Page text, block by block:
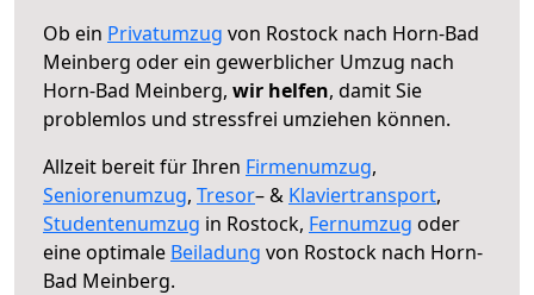
Ob ein Privatumzug von Rostock nach Horn-Bad
Meinberg oder ein gewerblicher Umzug nach
Horn-Bad Meinberg, wir helfen, damit Sie
problemlos und stressfrei umziehen können.
Allzeit bereit für Ihren Firmenumzug,
Seniorenumzug, Tresor– & Klaviertransport,
Studentenumzug in Rostock, Fernumzug oder
eine optimale Beiladung von Rostock nach Horn-
Bad Meinberg.